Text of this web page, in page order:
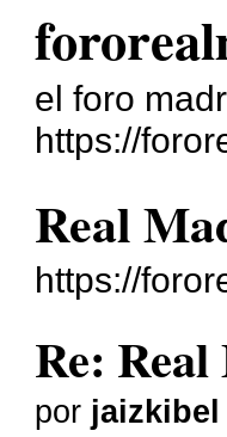
el foro
https://
Real
https://
Re:
por jaizkibel